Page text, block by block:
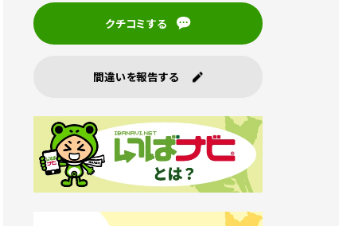
クチコミする
間違いを報告する